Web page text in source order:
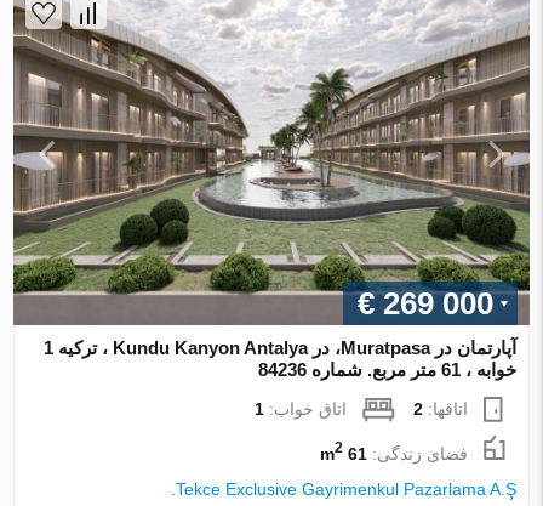
€ 269 000
آپارتمان در Muratpasa، در Kundu Kanyon Antalya ، ترکیه 1
خوابه ، 61 متر مربع. شماره 84236
اتاقها:2 اتاق خواب:1
فضای زندگی:61 m
2
Tekce Exclusive Gayrimenkul Pazarlama A.Ş.